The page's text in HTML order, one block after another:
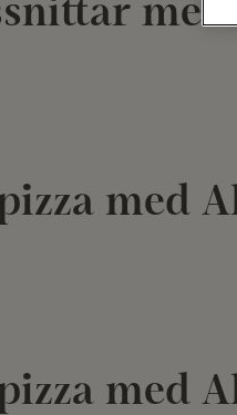
med
med